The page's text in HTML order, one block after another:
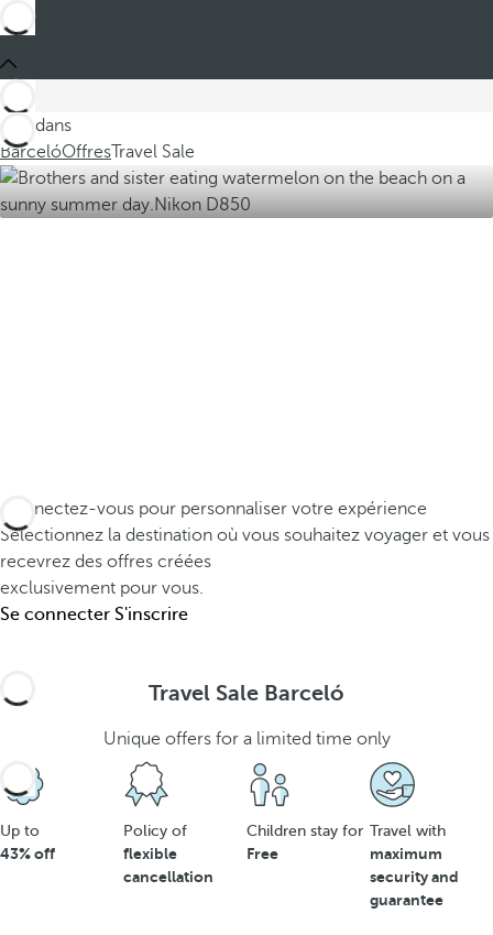
Ces dans
BarcelóOffresTravel Sale
Connectez-vous pour personnaliser votre expérience
Sélectionnez la destination où vous souhaitez voyager et vous
recevrez des offres créées
exclusivement pour vous.
Se connecter S'inscrire
Travel Sale Barceló
Unique offers for a limited time only
Up to
43% off
Policy of
flexible
cancellation
Children stay for
Free
Travel with
maximum
security and
guarantee